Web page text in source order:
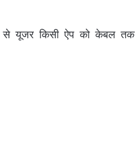
से यूजर किसी ऐप को केबल तक